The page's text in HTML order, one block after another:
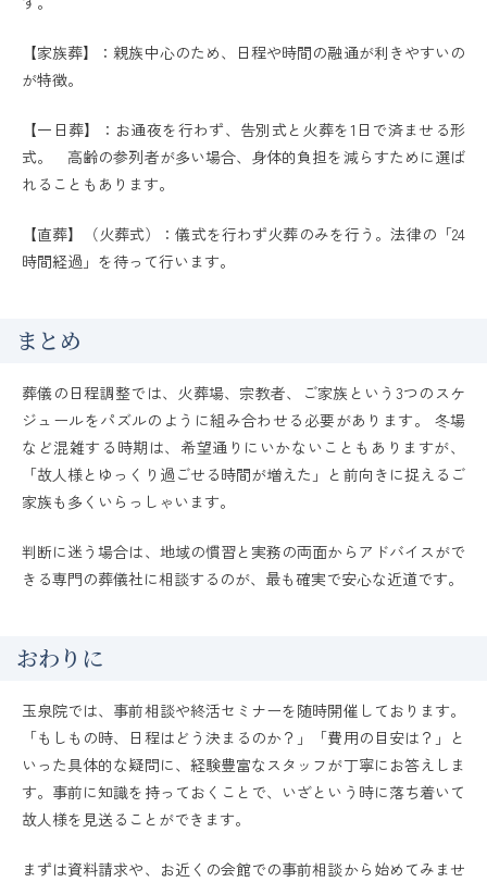
【家族葬】：親族中心のため、日程や時間の融通が利きやすいの
が特徴。
【一日葬】：お通夜を行わず、告別式と火葬を1日で済ませる形
式。 高齢の参列者が多い場合、身体的負担を減らすために選ば
れることもあります。
【直葬】（火葬式）：儀式を行わず火葬のみを行う。法律の「24
時間経過」を待って行います。
まとめ
葬儀の日程調整では、火葬場、宗教者、ご家族という3つのスケ
ジュールをパズルのように組み合わせる必要があります。 冬場
など混雑する時期は、希望通りにいかないこともありますが、
「故人様とゆっくり過ごせる時間が増えた」と前向きに捉えるご
家族も多くいらっしゃいます。
判断に迷う場合は、地域の慣習と実務の両面からアドバイスがで
きる専門の葬儀社に相談するのが、最も確実で安心な近道です。
おわりに
玉泉院では、事前相談や終活セミナーを随時開催しております。
「もしもの時、日程はどう決まるのか？」「費用の目安は？」と
いった具体的な疑問に、経験豊富なスタッフが丁寧にお答えしま
す。事前に知識を持っておくことで、いざという時に落ち着いて
故人様を見送ることができます。
まずは資料請求や、お近くの会館での事前相談から始めてみませ